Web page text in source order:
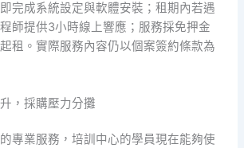
完成系統設定與軟體安裝；租期內若遇
師提供3小時線上響應；服務採免押金
租。實際服務內容仍以個案簽約條款為
，採購壓力分攤
專業服務，培訓中心的學員現在能夠使